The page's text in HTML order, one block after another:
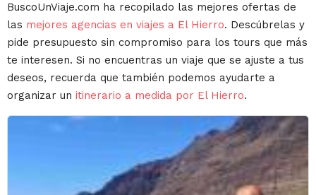
BuscoUnViaje.com ha recopilado las mejores ofertas de
las mejores agencias en viajes a El Hierro. Descúbrelas y
pide presupuesto sin compromiso para los tours que más
te interesen. Si no encuentras un viaje que se ajuste a tus
deseos, recuerda que también podemos ayudarte a
organizar un itinerario a medida por El Hierro.